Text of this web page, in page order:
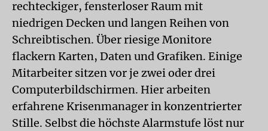
rechteckiger, fensterloser Raum mit
niedrigen Decken und langen Reihen von
Schreibtischen. Über riesige Monitore
flackern Karten, Daten und Grafiken. Einige
Mitarbeiter sitzen vor je zwei oder drei
Computerbildschirmen. Hier arbeiten
erfahrene Krisenmanager in konzentrierter
Stille. Selbst die höchste Alarmstufe löst nur